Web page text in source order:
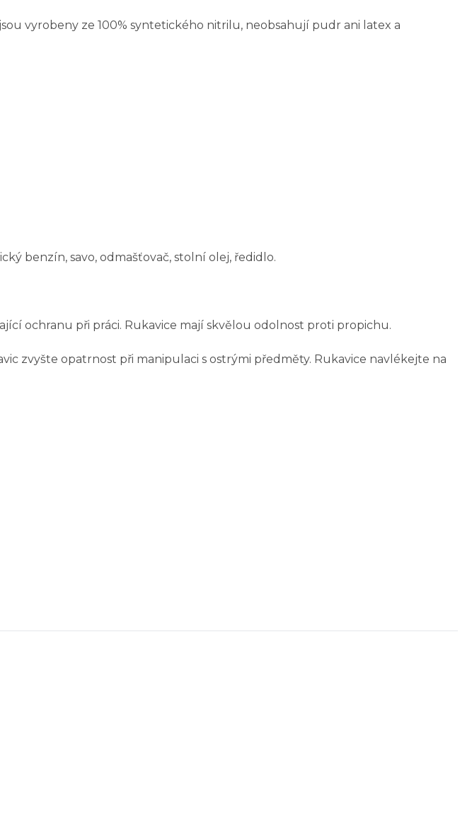
vyrobeny ze 100% syntetického nitrilu, neobsahují pudr ani latex a
benzín, savo, odmašťovač, stolní olej, ředidlo.
ochranu při práci. Rukavice mají skvělou odolnost proti propichu.
zvyšte opatrnost při manipulaci s ostrými předměty. Rukavice navlékejte na